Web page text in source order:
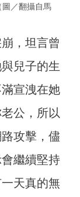
／翻攝自馬
，坦言曾
兒子的生
宣洩在她
公，所以
攻擊，儘
繼續堅持
天真的無